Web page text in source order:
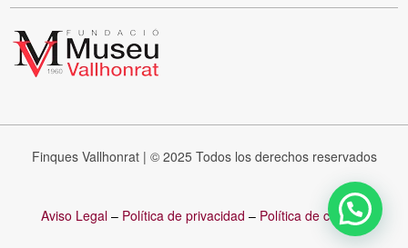
Finques Vallhonrat | © 2025 Todos los derechos reservados
Aviso Legal – Política de privacidad – Política de cookies